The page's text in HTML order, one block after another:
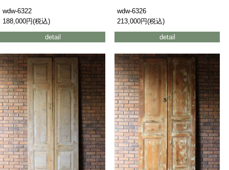
wdw-6322
188,000円(税込)
detail
wdw-6326
213,000円(税込)
detail